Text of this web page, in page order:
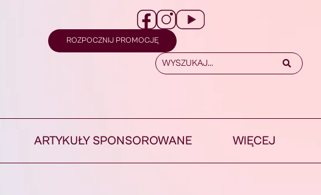
ROZPOCZNIJ PROMOCJĘ
ARTYKUŁY SPONSOROWANE WIĘCEJ